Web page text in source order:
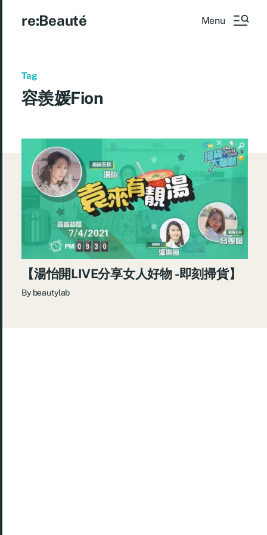
re:Beauté Menu
Tag
容羨媛Fion
【湯怡開LIVE分享女人好物 -即刻掃貨】
By beautylab